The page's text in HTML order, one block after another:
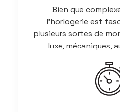
Bien que
l’horlogerie est
plusieurs sortes de
luxe, mécaniques,